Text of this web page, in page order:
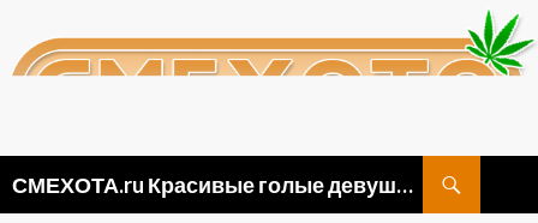
СМЕХОТА.ru Красивые голые девушки, прикольные картинки ню и видео приколы